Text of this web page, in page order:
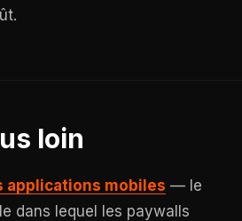
loin
applications mobiles — le
dans lequel les paywalls